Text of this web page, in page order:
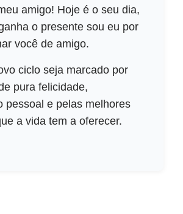
amigo! Hoje é o seu dia,
o presente sou eu por
você de amigo.
ciclo seja marcado por
pura felicidade,
pessoal e pelas melhores
a vida tem a oferecer.